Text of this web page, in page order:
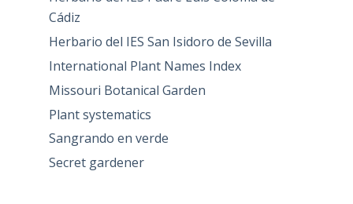
Cádiz
Herbario del IES San Isidoro de Sevilla
International Plant Names Index
Missouri Botanical Garden
Plant systematics
Sangrando en verde
Secret gardener